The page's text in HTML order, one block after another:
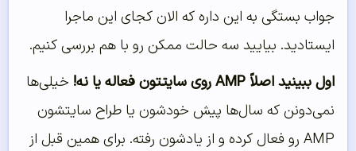
جواب بستگی به این داره که الان کجای این ماجرا
ایستادید. بیایید سه حالت ممکن رو با هم بررسی کنیم.
اول ببینید اصلاً AMP روی سایتتون فعاله یا نه!
خیلی‌ها
نمی‌دونن که سال‌ها پیش خودشون یا طراح سایتشون
AMP رو فعال کرده و از یادشون رفته. برای همین قبل از